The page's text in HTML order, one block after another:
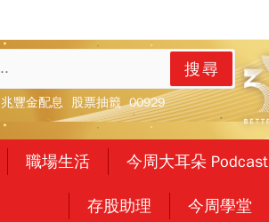
搜尋
兆豐金配息 股票抽籤 00929
職場生活 今周大耳朵 Podcast
存股助理 今周學堂